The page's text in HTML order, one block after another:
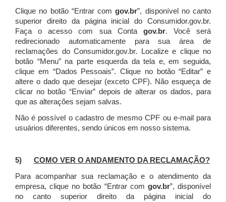
Clique no botão “Entrar comgov.br”, disponível no canto
superior direito da página inicial do Consumidor.gov.br.
Faça o acesso com sua Conta gov.br. Você será
redirecionado automaticamente para sua área de
reclamações do Consumidor.gov.br.
Localize e clique no
botão “Menu” na parte esquerda da tela e, em seguida,
clique em “Dados Pessoais”. Clique no botão “Editar” e
altere o dado que desejar (exceto CPF). Não esqueça de
clicar no botão “Enviar” depois de alterar os dados, para
que as alterações sejam salvas.
Não é possível o cadastro de mesmo CPF ou e-mail para
usuários diferentes, sendo únicos em nosso sistema.
5) COMO VER O ANDAMENTO DA RECLAMAÇÃO?
Para acompanhar sua reclamação e o atendimento da
empresa, clique no botão “Entrar com gov.br”, disponível
no canto superior direito da página inicial do